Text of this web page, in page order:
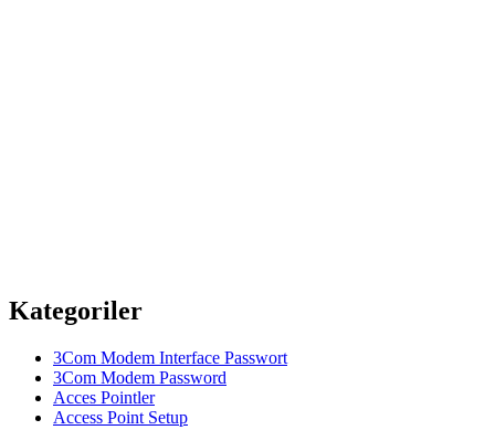
Kategoriler
3Com Modem Interface Passwort
3Com Modem Password
Acces Pointler
Access Point Setup